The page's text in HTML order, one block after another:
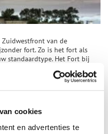
cookies
en advertenties te
van de
fort. Zo is het fort als
standaardtype. Het Fort bij
van forten die in de jaren
van Amsterdam verrezen.